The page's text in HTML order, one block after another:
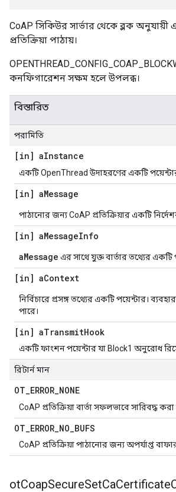
CoAP সিকিউর সার্ভার থেকে ব্লক অনুযায়ী
প্রতিক্রিয়া পাঠায়।
কনফিগারেশন সক্ষম হলে উপলব্ধ।
বিস্তারিত
পরামিতি
[in] aInstance
একটি OpenThread উদাহরণের একটি
[in] aMessage
পাঠানোর জন্য CoAP প্রতিক্রিয়ার একটি
[in] aMessageInfo
aMessage এর সাথে যুক্ত বার্তার তথ্যের একটি
[in] aContext
নির্বিচারে প্রসঙ্গ তথ্যের একটি পয়েন্টার।
পারে।
[in] aTransmitHook
একটি ফাংশন পয়েন্টার যা Block1 অনুরোধ
রিটার্ন মান
OT_ERROR_NONE
CoAP প্রতিক্রিয়া বার্তা সফলভাবে সারিবদ্ধ করা
OT_ERROR_NO_BUFS
CoAP প্রতিক্রিয়া পাঠানোর জন্য অপর্যাপ্ত
otCoapSecureSetCaCertificate